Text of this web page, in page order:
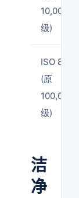
10,000
级)
ISO 8
(原
100,000
级)
洁
净